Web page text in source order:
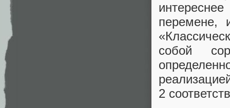
перемене,
собой
2